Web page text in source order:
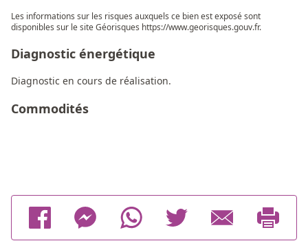
Les informations sur les risques auxquels ce bien est exposé sont
disponibles sur le site Géorisques https://www.georisques.gouv.fr.
Diagnostic énergétique
Diagnostic en cours de réalisation.
Commodités